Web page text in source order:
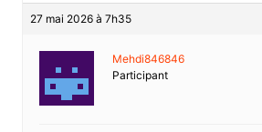
27 mai 2026 à 7h35
Mehdi846846
Participant